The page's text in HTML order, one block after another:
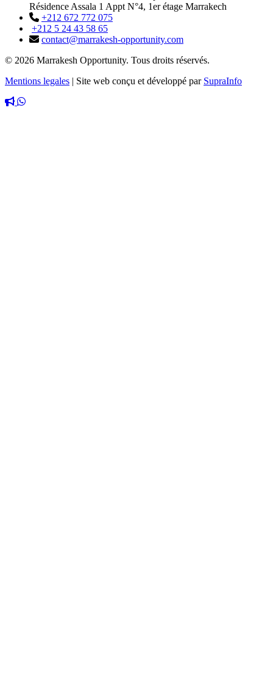
Résidence Assala 1 Appt N°4, 1er étage Marrakech
+212 672 772 075
+212 5 24 43 58 65
contact@marrakesh-opportunity.com
© 2026 Marrakesh Opportunity. Tous droits réservés.
Mentions legales | Site web conçu et développé par SupraInfo